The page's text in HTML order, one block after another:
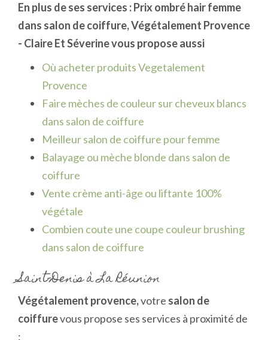
En plus de ses services :Prix ombré hair femme
dans salon de coiffure, Végétalement Provence
- Claire Et Séverine vous propose aussi
Où acheter produits Vegetalement
Provence
Faire mèches de couleur sur cheveux blancs
dans salon de coiffure
Meilleur salon de coiffure pour femme
Balayage ou mèche blonde dans salon de
coiffure
Vente crème anti-âge ou liftante 100%
végétale
Combien coute une coupe couleur brushing
dans salon de coiffure
Saint-Denis à La Réunion
Végétalement provence,votre salon de
coiffurevous propose ses services à proximité de
: